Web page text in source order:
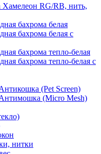
Хамелеон RG/RB, нить,
бахрома белая
бахрома белая с
бахрома тепло-белая
бахрома тепло-белая с
(Pet Screen)
(Micro Mesh)
нитки